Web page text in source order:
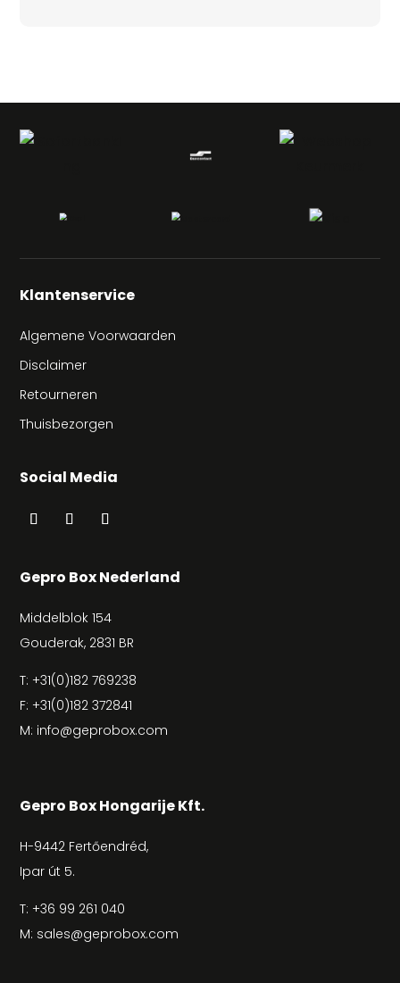
Klantenservice
Algemene Voorwaarden
Disclaimer
Retourneren
Thuisbezorgen
Social Media
Gepro Box Nederland
Middelblok 154
Gouderak, 2831 BR
T: +31(0)182 769238
F: +31(0)182 372841
M: info@geprobox.com
Gepro Box Hongarije Kft.
H-9442 Fertőendréd,
Ipar út 5.
T: +36 99 261 040
M: sales@geprobox.com